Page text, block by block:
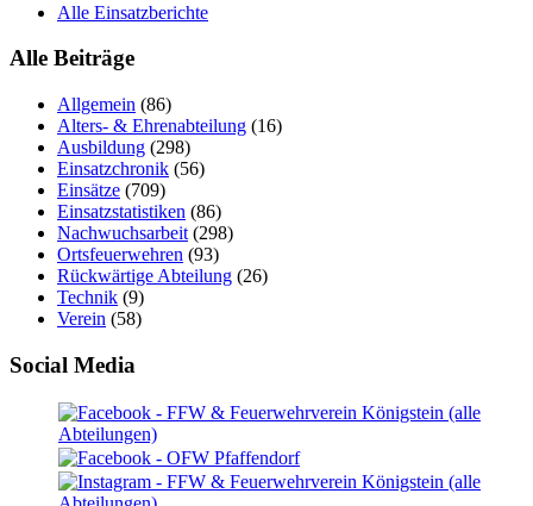
Alle Einsatzberichte
Alle Beiträge
Allgemein (86)
Alters- & Ehrenabteilung (16)
Ausbildung (298)
Einsatzchronik (56)
Einsätze (709)
Einsatzstatistiken (86)
Nachwuchsarbeit (298)
Ortsfeuerwehren (93)
Rückwärtige Abteilung (26)
Technik (9)
Verein (58)
Social Media